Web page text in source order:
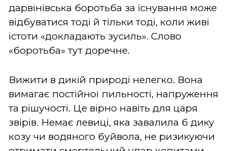
дарвінівська боротьба за існування може
відбуватися тоді й тільки тоді, коли живі
істоти «докладають зусиль». Слово
«боротьба» тут доречне.
Вижити в дикій природі нелегко. Вона
вимагає постійної пильності, напруження
та рішучості. Це вірно навіть для царя
звірів. Немає левиці, яка завалила б дику
козу чи водяного буйвола, не ризикуючи